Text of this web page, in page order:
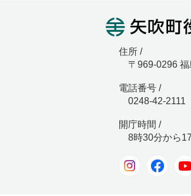
住所 /
〒969-0296
電話番号 /
0248-42-2111
開庁時間 /
8時30分から
Instagram